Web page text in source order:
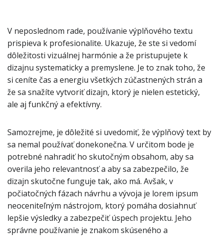
V neposlednom rade, používanie výplňového textu
prispieva k profesionalite. Ukazuje, že ste si vedomí
dôležitosti vizuálnej harmónie a že pristupujete k
dizajnu systematicky a premyslene. Je to znak toho, že
si ceníte čas a energiu všetkých zúčastnených strán a
že sa snažíte vytvoriť dizajn, ktorý je nielen estetický,
ale aj funkčný a efektívny.
Samozrejme, je dôležité si uvedomiť, že výplňový text by
sa nemal používať donekonečna. V určitom bode je
potrebné nahradiť ho skutočným obsahom, aby sa
overila jeho relevantnosť a aby sa zabezpečilo, že
dizajn skutočne funguje tak, ako má. Avšak, v
počiatočných fázach návrhu a vývoja je lorem ipsum
neoceniteľným nástrojom, ktorý pomáha dosiahnuť
lepšie výsledky a zabezpečiť úspech projektu. Jeho
správne používanie je znakom skúseného a